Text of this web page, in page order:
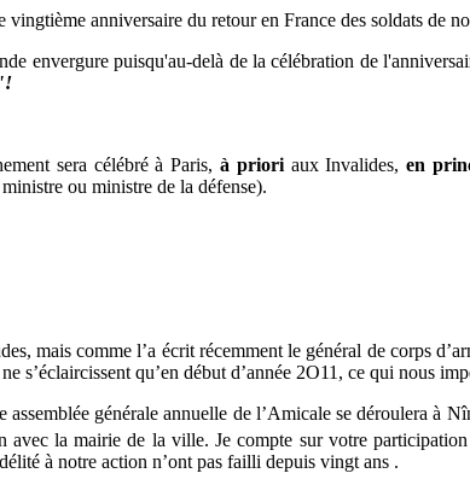
vingtième anniversaire du retour en France des soldats de
envergure puisqu'au-delà de la célébration de
sera célébré à Paris, à prioriaux Invalides,en
ou ministre de la défense).
mais comme l’a écrit récemment le général de corps
s’éclaircissent qu’en début d’année 2O11, ce qui nous
assemblée générale annuelle de l’Amicale se déroulera
avec la mairie de la ville. Je compte sur votre
à notre action n’ont pas failli depuis vingt ans .